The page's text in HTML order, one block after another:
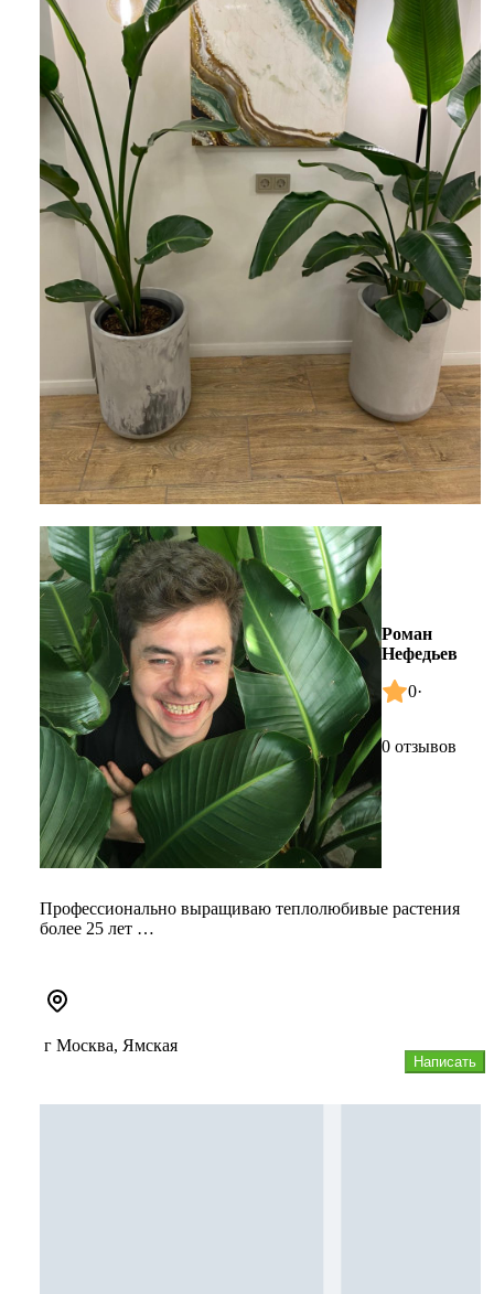
Роман
Нефедьев
0·
0 отзывов
Профессионально выращиваю теплолюбивые растения
более 25 лет
Написать
г Москва, Ямская